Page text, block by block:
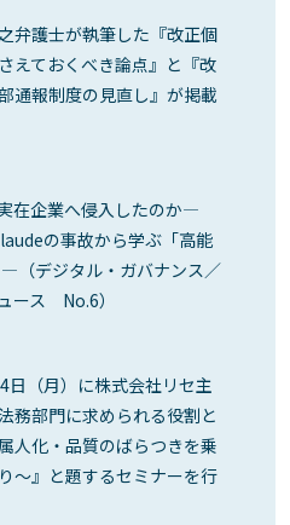
弁護士が執筆した『改正個
えておくべき論点』と『改
通報制度の見直し』が掲載
在企業へ侵入したのか―
の事故から学ぶ「高能
（デジタル・ガバナンス／
ース No.6）
日（月）に株式会社リセ主
務部門に求められる役割と
化・品質のばらつきを乗
～』と題するセミナーを行